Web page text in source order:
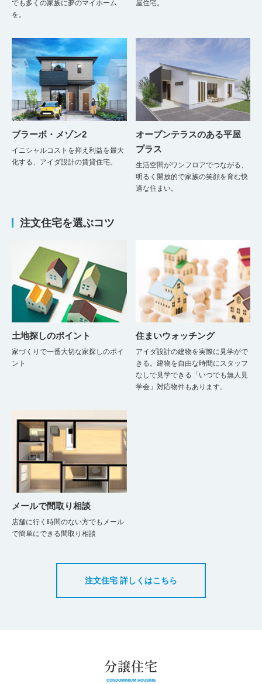
でも多くの家族に夢のマイホーム
を。
屋住宅。
ブラーボ・メゾン2
イニシャルコストを抑え利益を最大
化する、アイダ設計の賃貸住宅。
オープンテラスのある平屋
プラス
生活空間がワンフロアでつながる、
明るく開放的で家族の笑顔を育む快
適な住まい。
注文住宅を選ぶコツ
土地探しのポイント
家づくりで一番大切な家探しのポイ
ント
住まいウォッチング
アイダ設計の建物を実際に見学がで
きる。建物を自由な時間にスタッフ
なしで見学できる「いつでも無人見
学会」対応物件もあります。
メールで間取り相談
店舗に行く時間のない方でもメール
で簡単にできる間取り相談
注文住宅 詳しくはこちら
分譲住宅
CONDOMINIUM HOUSING